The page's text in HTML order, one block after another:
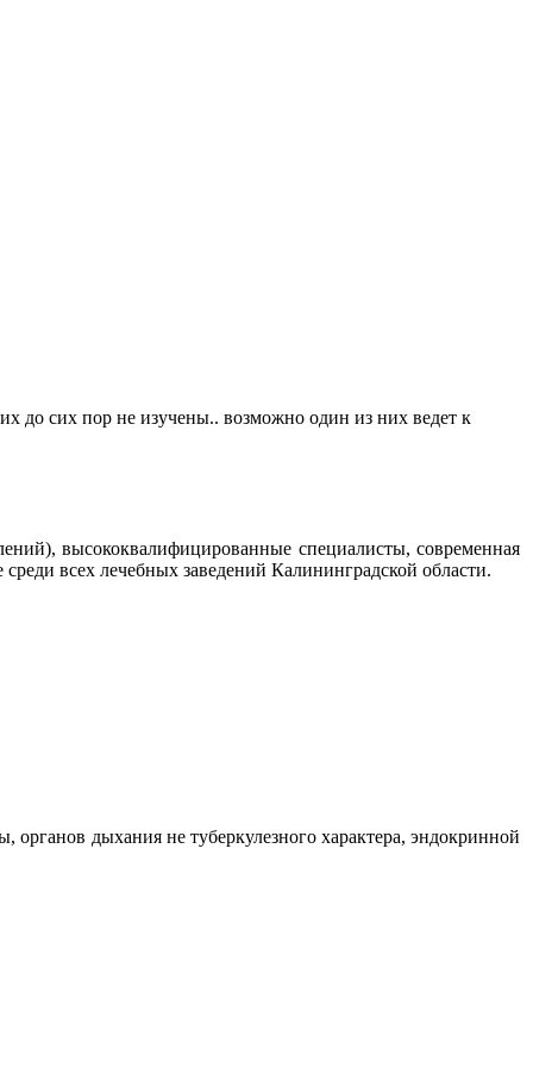
до сих пор не изучены.. возможно один из них ведет к
высококвалифицированные специалисты, современная
всех лечебных заведений Калининградской области.
дыхания не туберкулезного характера, эндокринной